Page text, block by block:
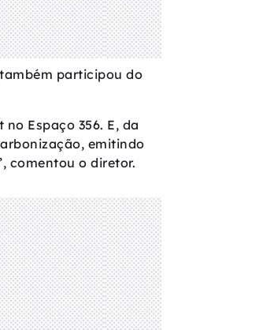
participou do
Espaço 356. E, da
emitindo
comentou o diretor.